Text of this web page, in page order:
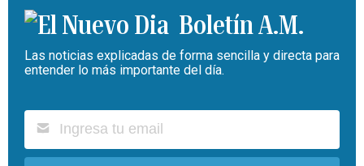
Boletín A.M.
Las noticias explicadas de forma sencilla y directa para
entender lo más importante del día.